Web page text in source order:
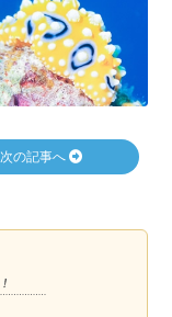
次の記事へ